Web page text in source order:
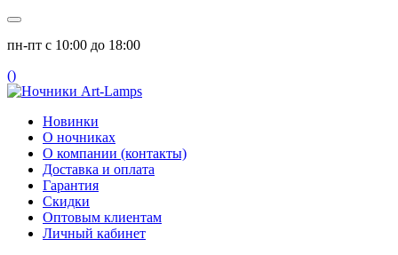
пн-пт с 10:00 до 18:00
()
Новинки
О ночниках
О компании (контакты)
Доставка и оплата
Гарантия
Скидки
Оптовым клиентам
Личный кабинет